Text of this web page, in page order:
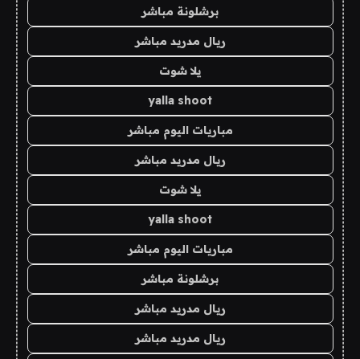
برشلونة مباشر
ريال مدريد مباشر
يلا شوت
yalla shoot
مباريات اليوم مباشر
ريال مدريد مباشر
يلا شوت
yalla shoot
مباريات اليوم مباشر
برشلونة مباشر
ريال مدريد مباشر
ريال مدريد مباشر